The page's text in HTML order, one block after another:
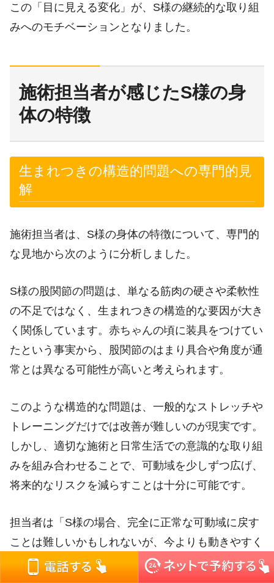
この「目に見える変化」が、S様の継続的な取り組
みへのモチベーションとなりました。
施術担当者が感じたS様の身
体の特徴
生まれつきの構造的問題への専門的見
解
施術担当者は、S様の身体の特徴について、専門的
な見地から次のように分析しました。
S様の股関節の問題は、単なる筋肉の硬さや柔軟性
の不足ではなく、生まれつきの構造的な要因が大き
く関係しています。赤ちゃんの頃に装具をつけてい
たという事実から、股関節のはまり具合や角度が通
常とは異なる可能性が高いと考えられます。
このような構造的な問題は、一般的なストレッチや
トレーニングだけでは改善が難しいのが現実です。
しかし、適切な施術と日常生活での意識的な取り組
みを組み合わせることで、可動域を少しずつ広げ、
将来的なリスクを減らすことは十分に可能です。
担当者は「S様の場合、完全に正常な可動域に戻す
ことは難しいかもしれないが、今よりも動きやすく
することは確実にできる。そして何より、今から取